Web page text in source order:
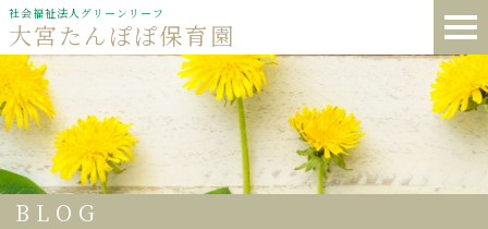
社会福祉法人グリーンリーフ
大宮たんぽぽ保育園
BLOG